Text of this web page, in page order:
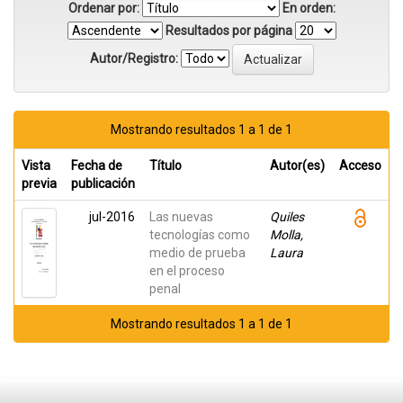
Ordenar por:
En orden:
Resultados por página
Autor/Registro:
Mostrando resultados 1 a 1 de 1
Vista
previa
Fecha de
publicación
Título Autor(es) Acceso
jul-2016
Las nuevas
tecnologías como
medio de prueba
en el proceso
penal
Quiles
Molla,
Laura
Mostrando resultados 1 a 1 de 1